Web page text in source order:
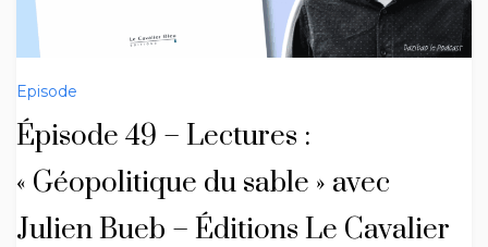
Episode
Épisode 49 – Lectures :
« Géopolitique du sable » avec
Julien Bueb – Éditions Le Cavalier